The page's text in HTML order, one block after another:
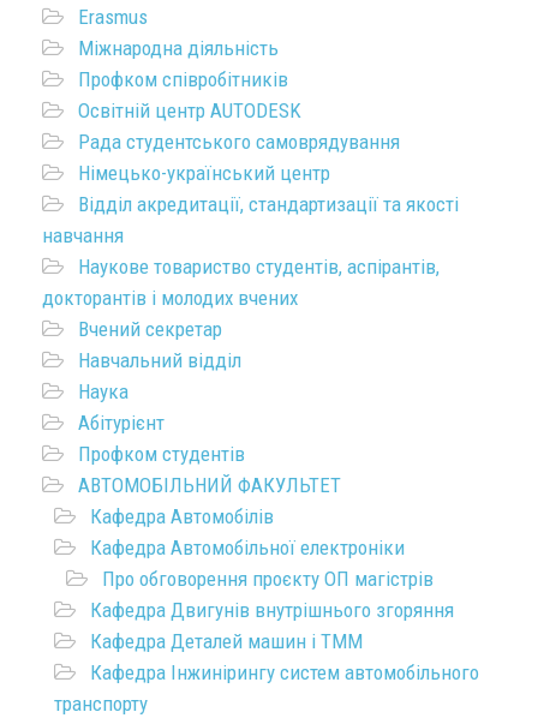
Erasmus
Міжнародна діяльність
Профком співробітників
Освітній центр AUTODESK
Рада студентського самоврядування
Німецько-український центр
Відділ акредитації, стандартизації та якості
навчання
Наукове товариство студентів, аспірантів,
докторантів і молодих вчених
Вчений секретар
Навчальний відділ
Наука
Абітурієнт
Профком студентів
АВТОМОБІЛЬНИЙ ФАКУЛЬТЕТ
Кафедра Автомобілів
Кафедра Автомобільної електроніки
Про обговорення проєкту ОП магістрів
Кафедра Двигунів внутрішнього згоряння
Кафедра Деталей машин і ТММ
Кафедра Інжинірингу систем автомобільного
транспорту